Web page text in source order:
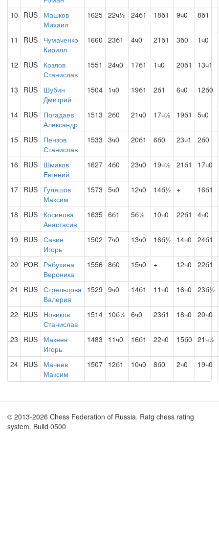
10 RUS
Машков
Михаил
1625 22ч½ 24б1 18б1 9ч0 8б1
11 RUS
Чумаченко
Кирилл
1660 23б1 4ч0 21б1 3б0 1ч0
12 RUS
Козлов
Станислав
1551 24ч0 17б1 1ч0 20б1 13ч1
13 RUS
Шубин
Дмитрий
1504 1ч0 19б1 2б1 6ч0 12б0
14 RUS
Погадаев
Александр
1513 2б0 21ч0 17ч½ 19б1 5ч0
15 RUS
Пензов
Станислав
1533 3ч0 20б1 6б0 23ч1 2б0
16 RUS
Шмаков
Евгений
1627 4б0 23ч0 19ч½ 21б1 17ч0
17 RUS
Гуляшов
Максим
1573 5ч0 12ч0 14б½ + 16б1
18 RUS
Косинова
Анастасия
1635 6б1 5б½ 10ч0 22б1 4ч0
19 RUS Савин
Игорь
1502 7ч0 13ч0 16б½ 14ч0 24б1
20 POR Рябухина
Вероника
1556 8б0 15ч0 + 12ч0 22б1
21 RUS Стрельцова
Валерия
1529 9ч0 14б1 11ч0 16ч0 23б½
22 RUS
Новиков
Станислав
1514 10б½ 6ч0 23б1 18ч0 20ч0
23 RUS
Макеев
Игорь
1483 11ч0 16б1 22ч0 15б0 21ч½
24 RUS
Мачнев
Максим
1507 12б1 10ч0 8б0 2ч0 19ч0
© 2013-2026 Chess Federation of Russia. Ratg chess rating
system. Build 0500